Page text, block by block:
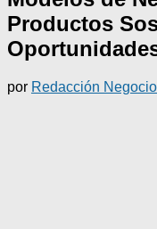
Productos
por Redacción